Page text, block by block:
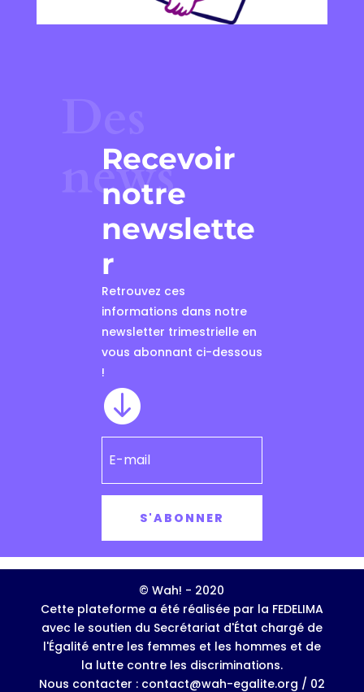
news
Recevoir
notre
newslette
r
Retrouvez ces
informations dans notre
newsletter trimestrielle en
vous abonnant ci-dessous
!

S'ABONNER
© Wah! - 2020
Cette plateforme a été réalisée par la FEDELIMA
avec le soutien du Secrétariat d'État chargé de
l'Égalité entre les femmes et les hommes et de
la lutte contre les discriminations.
Nous contacter : contact@wah-egalite.org / 02